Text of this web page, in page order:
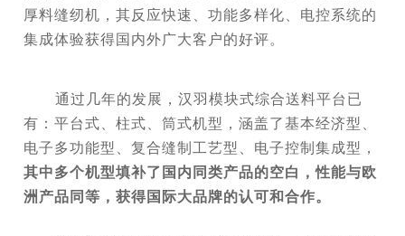
厚料缝纫机，其反应快速、功能多样化、电控系统的
集成体验获得国内外广大客户的好评。
通过几年的发展，汉羽模块式综合送料平台已
有：平台式、柱式、筒式机型，涵盖了基本经济型、
电子多功能型、复合缝制工艺型、电子控制集成型，
其中多个机型填补了国内同类产品的空白，性能与欧
洲产品同等，获得国际大品牌的认可和合作。